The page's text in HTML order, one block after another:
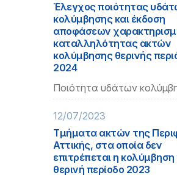
Έλεγχος ποιότητας
κολύμβησης και έκδοση
αποφάσεων
καταλληλότητας ακτών
κολύμβησης θερινής
2024
Ποιότητα υδάτων
12/07/2023
Τμήματα ακτών της
Αττικής, στα οποία δεν
επιτρέπεται η κολύμβηση
θερινή περίοδο 2023